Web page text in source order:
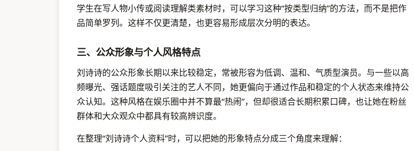
学生在写人物小传或阅读理解类素材时，可以学习这种“按类型归纳”的方法，而不是把作
品简单罗列。这样不仅更清楚，也更容易形成层次分明的表达。
三、公众形象与个人风格特点
刘诗诗的公众形象长期以来比较稳定，常被形容为低调、温和、气质型演员。与一些以高
频曝光、强话题度吸引关注的艺人不同，她更偏向于通过作品和稳定的个人状态来维持公
众认知。这种风格在娱乐圈中并不算最“热闹”，但却很适合长期积累口碑，也让她在粉丝
群体和大众观众中都具有较高辨识度。
在整理“刘诗诗个人资料”时，可以把她的形象特点分成三个角度来理解：